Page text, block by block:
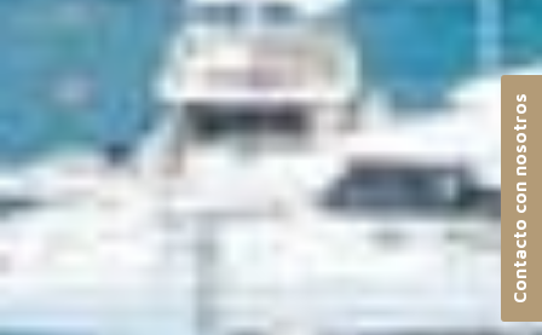
Contacto con nosotros